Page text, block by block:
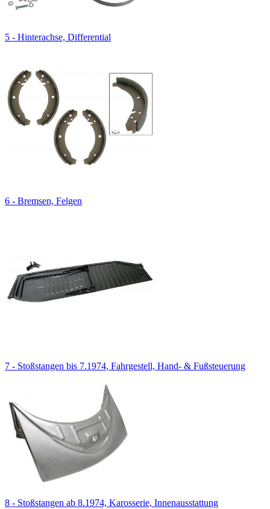
5 - Hinterachse, Differential
6 - Bremsen, Felgen
7 - Stoßstangen bis 7.1974, Fahrgestell, Hand- & Fußsteuerung
8 - Stoßstangen ab 8.1974, Karosserie, Innenausstattung